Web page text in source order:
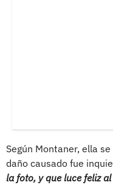
Según Montaner, ella
daño causado fue
la foto, y que luce feliz